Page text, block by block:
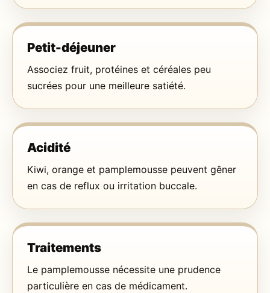
Petit-déjeuner
Associez fruit, protéines et céréales peu
sucrées pour une meilleure satiété.
Acidité
Kiwi, orange et pamplemousse peuvent gêner
en cas de reflux ou irritation buccale.
Traitements
Le pamplemousse nécessite une prudence
particulière en cas de médicament.